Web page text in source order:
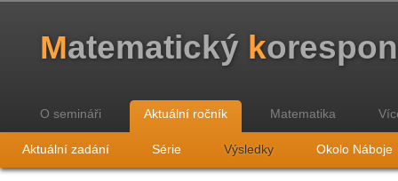
Matematický k
O semináři Aktuální ročník Matematika
Aktuální zadání Série Výsledky Okolo Náboje